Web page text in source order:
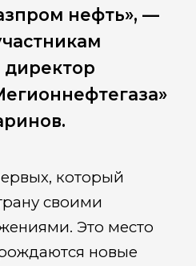
нефть», —
который
своими
Это место
новые